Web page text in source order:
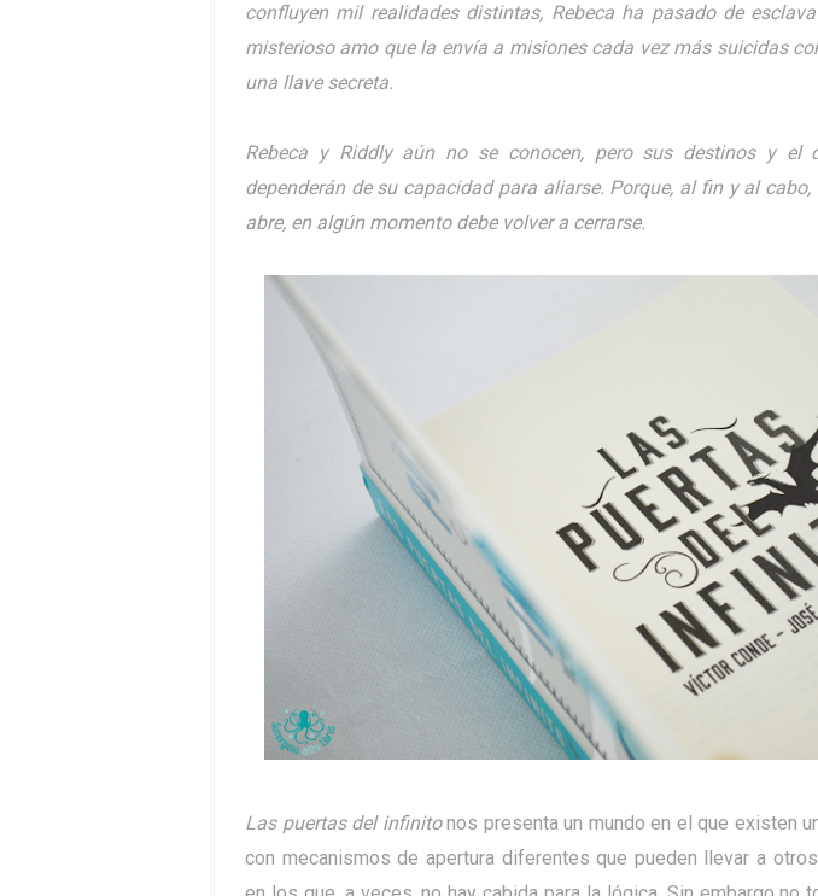
confluyen mil realidades distintas, Rebeca ha pasado de
misterioso amo que la envía a misiones cada vez más suicidas
una llave secreta.
Rebeca y Riddly aún no se conocen, pero sus destinos y el
dependerán de su capacidad para aliarse. Porque, al fin y al
abre, en algún momento debe volver a cerrarse.
Las puertas del infinitonos presenta un mundo en el que existen
con mecanismos de apertura diferentes que pueden llevar a